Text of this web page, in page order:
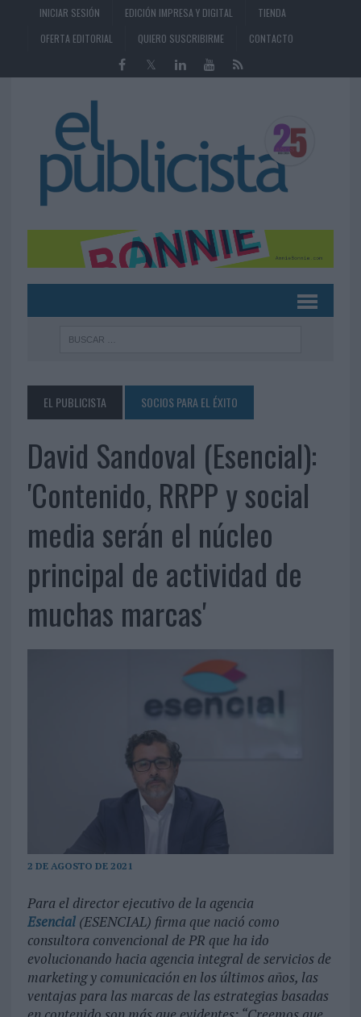
INICIAR SESIÓN EDICIÓN IMPRESA Y DIGITAL
TIENDA
OFERTA EDITORIAL
QUIERO SUSCRIBIRME CONTACTO
EL PUBLICISTA SOCIOS PARA EL ÉXITO
David Sandoval (Esencial):
'Contenido, RRPP y social
media serán el núcleo
principal de actividad de
muchas marcas'
2 DE AGOSTO DE 2021
Para el director ejecutivo de la agencia
Esencial(ESENCIAL) firma que nació como
consultora convencional de PR que ha ido
evolucionando hacia agencia integral de servicios de
marketing y comunicación en los últimos años, las
ventajas para las marcas de las estrategias basadas